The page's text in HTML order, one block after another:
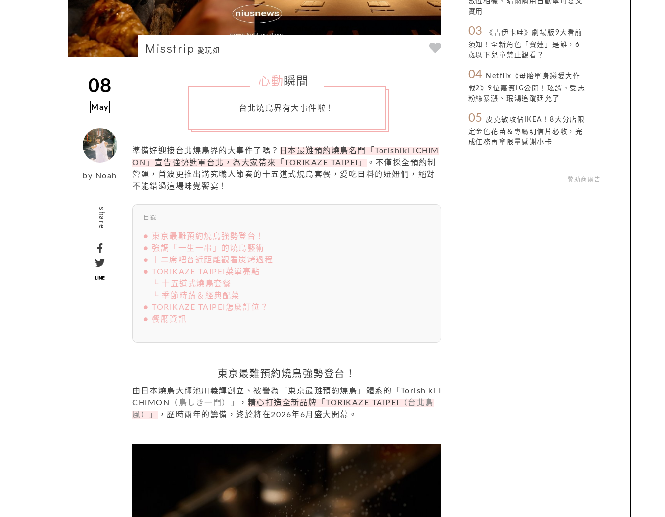
Misstrip 愛玩妞
08
May
by Noah
share
心動 瞬間
台北燒鳥界有大事件啦！
準備好迎接台北燒鳥界的大事件了嗎？
日本最難預約燒鳥名門「Torishiki ICHIM
ON」宣告強勢進軍台北，為大家帶來「TORIKAZE TAIPEI」
。不僅採全預約制
營運，首波更推出講究職人節奏的十五道式燒鳥套餐，愛吃日料的妞妞們，絕對
不能錯過這場味覺饗宴！
目錄
● 東京最難預約燒鳥強勢登台！
● 強調「一生一串」的燒鳥藝術
● 十二席吧台近距離觀看炭烤過程
● TORIKAZE TAIPEI菜單亮點
└ 十五道式燒鳥套餐
└ 季節時蔬＆經典配菜
● TORIKAZE TAIPEI怎麼訂位？
● 餐廳資訊
東京最難預約燒鳥強勢登台！
由日本燒鳥大師池川義輝創立、被譽為「東京最難預約燒鳥」體系的「Torishiki I
CHIMON
（鳥しき一門） 」， 精心打造全新品牌「TORIKAZE TAIPEI
（台北鳥
風）
」 ，歷時兩年的籌備，終於將在2026年6月盛大開幕。
數位相機、晴雨兩用自動傘可愛又
實用
03
《吉伊卡哇》劇場版9大看前
須知！全新角色「賽蓮」是誰，6
歲以下兒童禁止觀看？
04
Netflix《母胎單身戀愛大作
戰2》9位嘉賓IG公開！玹諝、受志
粉絲暴漲、珉鴻追蹤廷允了
05
皮克敏攻佔IKEA！8大分店限
定金色花苗＆專屬明信片必收，完
成任務再拿限量感謝小卡
贊助商廣告